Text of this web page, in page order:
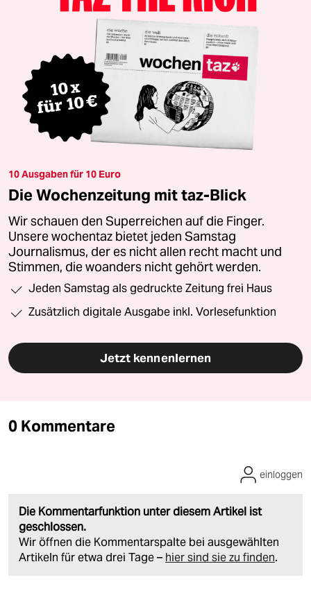
10 Ausgaben für 10 Euro
Die Wochenzeitung mit taz-Blick
Wir schauen den Superreichen auf die Finger.
Unsere wochentaz bietet jeden Samstag
Journalismus, der es nicht allen recht macht und
Stimmen, die woanders nicht gehört werden.
Jeden Samstag als gedruckte Zeitung frei Haus
Zusätzlich digitale Ausgabe inkl. Vorlesefunktion
Jetzt kennenlernen
0 Kommentare
Die Kommentarfunktion unter diesem Artikel ist
geschlossen.
Wir öffnen die Kommentarspalte bei ausgewählten
Artikeln für etwa drei Tage – hier sind sie zu finden.
einloggen